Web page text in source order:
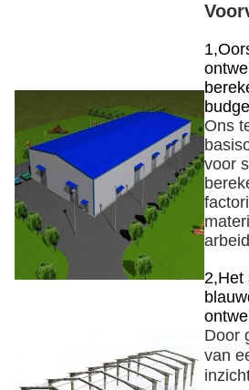
1,
Ons
voor
2,Het
Door
van